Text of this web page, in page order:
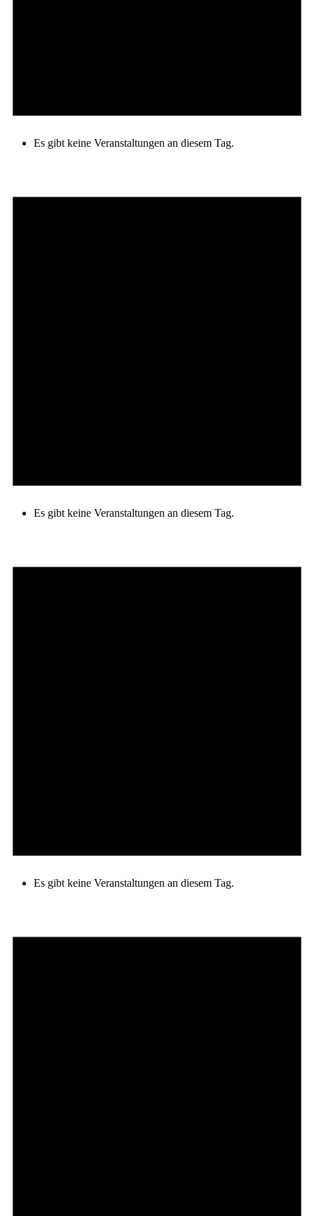
Es gibt keine Veranstaltungen an diesem Tag.
Es gibt keine Veranstaltungen an diesem Tag.
Es gibt keine Veranstaltungen an diesem Tag.